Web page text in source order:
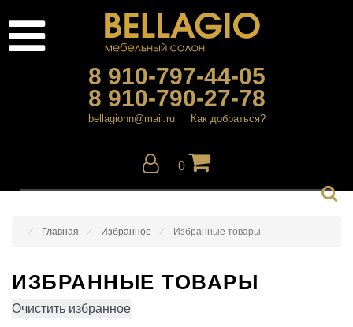
8 910-797-44-05
8 910-790-27-78
bellagionn@mail.ru Как добраться?
0
Главная Избранное Избранные товары
ИЗБРАННЫЕ ТОВАРЫ
Очистить избранное